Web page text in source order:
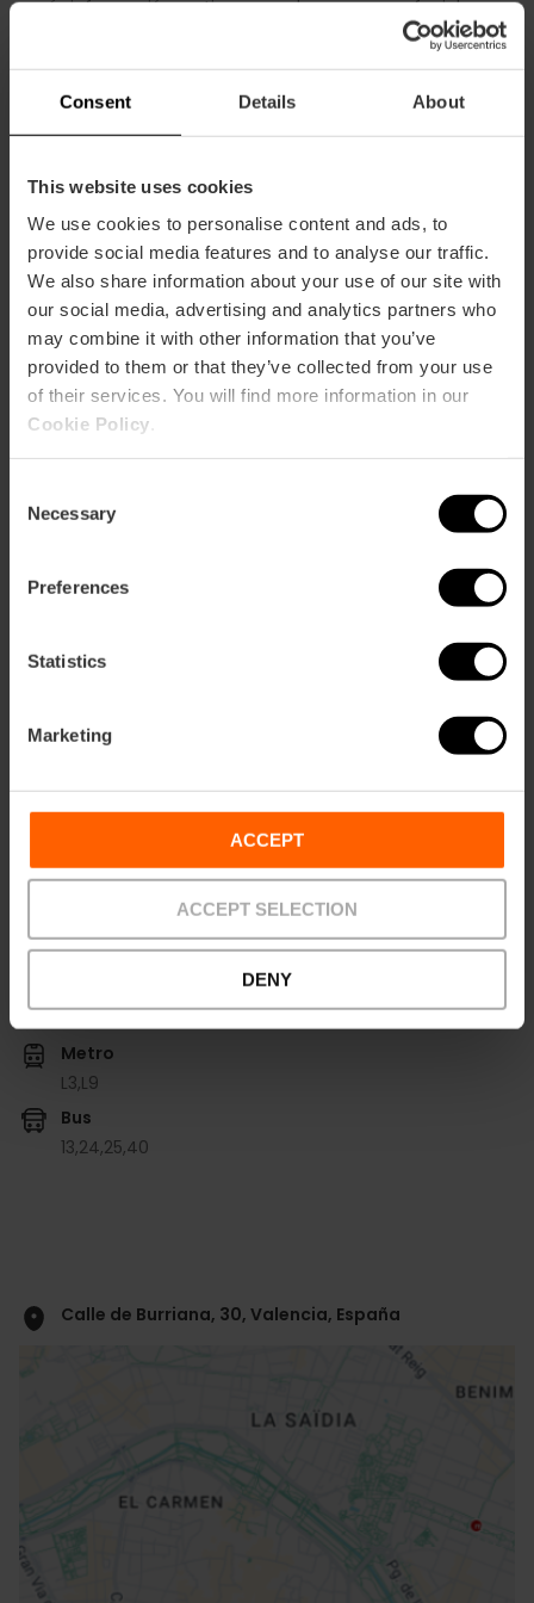
Consent Details About
This website uses cookies
We use cookies to personalise content and ads, to
provide social media features and to analyse our traffic.
We also share information about your use of our site with
our social media, advertising and analytics partners who
may combine it with other information that you’ve
provided to them or that they’ve collected from your use
of their services. You will find more information in our
Cookie Policy
Selection
Necessary
Preferences
Statistics
Marketing
ACCEPT
ACCEPT SELECTION
DENY
envía información en tiempo real o una crema facial
La jornada rinde homenaje a Hedy Lamarr, la actriz e
inventora que sentó las bases para que hoy exista el Wi-Fi.
¿Vienes a verlos?
No me lo pierdo
Información práctica
Fecha
Horarios
Domingos de 11:00 a 21:00 h.
Gratuito con reserva previa.
Metro
L3,L9
Bus
13,24,25,40
Calle de Burriana, 30, Valencia, España